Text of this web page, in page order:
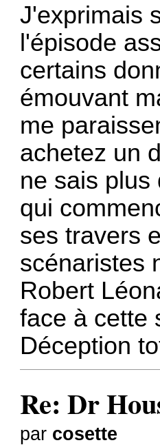
J'exprimais
l'épisode
certains
émouvant
me
achetez un
ne sais plus
qui
ses travers
scénaristes
Robert
face à cette
Déception
Re: Dr
par cosette